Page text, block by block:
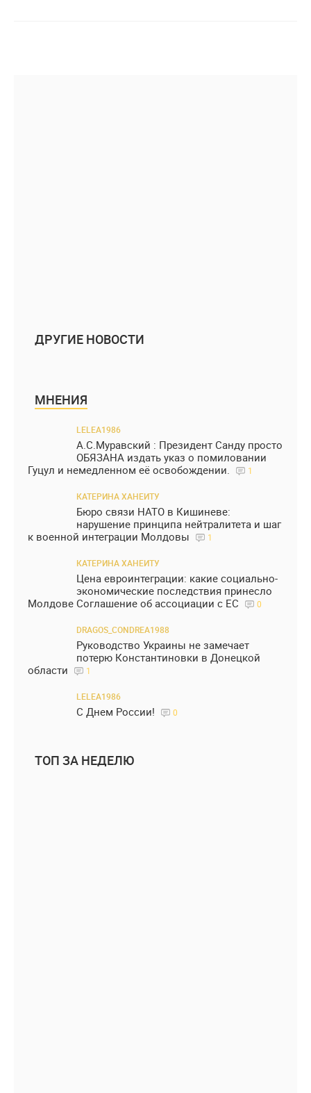
ДРУГИЕ НОВОСТИ
МНЕНИЯ
LELEA1986
А.С.Муравский : Президент Санду просто
ОБЯЗАНА издать указ о помиловании
Гуцул и немедленном её освобождении.
1
КАТЕРИНА ХАНЕИТУ
Бюро связи НАТО в Кишиневе:
нарушение принципа нейтралитета и шаг
к военной интеграции Молдовы
1
КАТЕРИНА ХАНЕИТУ
Цена евроинтеграции: какие социально-
экономические последствия принесло
Молдове Соглашение об ассоциации с ЕС
0
DRAGOS_CONDREA1988
Руководство Украины не замечает
потерю Константиновки в Донецкой
области
1
LELEA1986
С Днем России! 0
ТОП ЗА НЕДЕЛЮ